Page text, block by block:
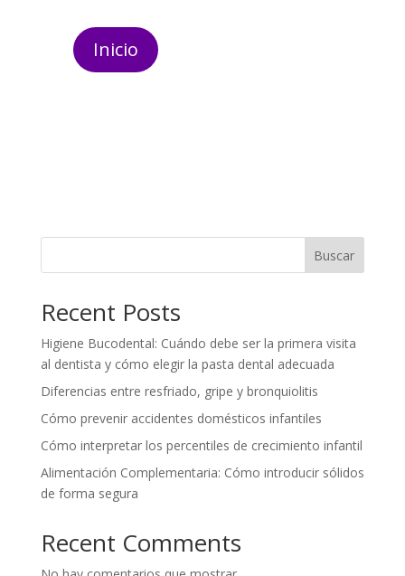
Inicio
Buscar
Recent Posts
Higiene Bucodental: Cuándo debe ser la primera visita
al dentista y cómo elegir la pasta dental adecuada
Diferencias entre resfriado, gripe y bronquiolitis
Cómo prevenir accidentes domésticos infantiles
Cómo interpretar los percentiles de crecimiento infantil
Alimentación Complementaria: Cómo introducir sólidos
de forma segura
Recent Comments